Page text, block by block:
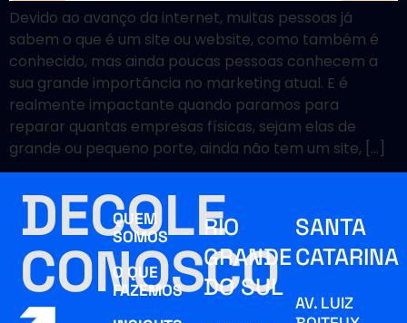
Devido ao avanço da internet, muitas pessoas já
sabem o que é um site ou website, como também é
conhecido, mas ainda poucas pessoas conhecem a
sua grande importância no marketing atual. E é
realmente impactante quando paramos para
reparar quantas empresas físicas, sejam elas de
grande ou pequeno porte, ainda não tem um site, […]
DECOLE
CONOSCO
QUEM
SOMOS
O QUE
FAZEMOS
RIO
GRANDE
DO SUL
SANTA
CATARINA
AV. LUIZ